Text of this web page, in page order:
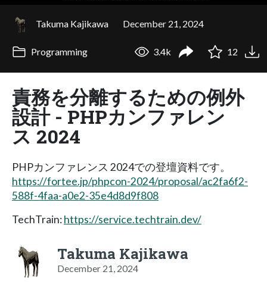
Takuma Kajikawa December 21, 2024
Programming 3.4k 12
責務を分離するための例外
設計 - PHPカンファレン
ス 2024
PHPカンファレンス 2024での登壇資料です。
https://fortee.jp/phpcon-2024/proposal/ac2fa6f2-
588f-4faa-a0e2-35e4d8d9f808
TechTrain:https://service.techtrain.dev/
Takuma Kajikawa
December 21, 2024